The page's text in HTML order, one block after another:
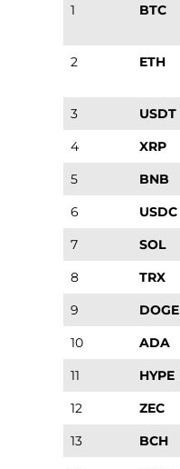
1 BTC
2 ETH
3 USDT
4
XRP
5
BNB
6
USDC
7
SOL
8
TRX
9
DOGE
10
ADA
11
HYPE
12
ZEC
13
BCH